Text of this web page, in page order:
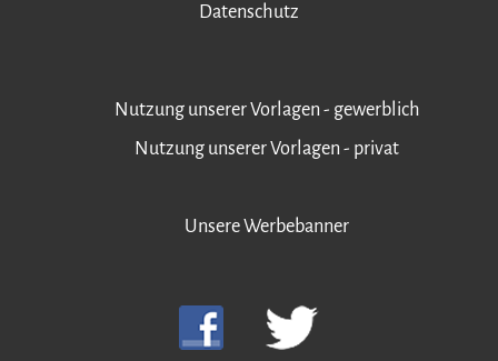
Datenschutz
Nutzung unserer Vorlagen - gewerblich
Nutzung unserer Vorlagen - privat
Unsere Werbebanner